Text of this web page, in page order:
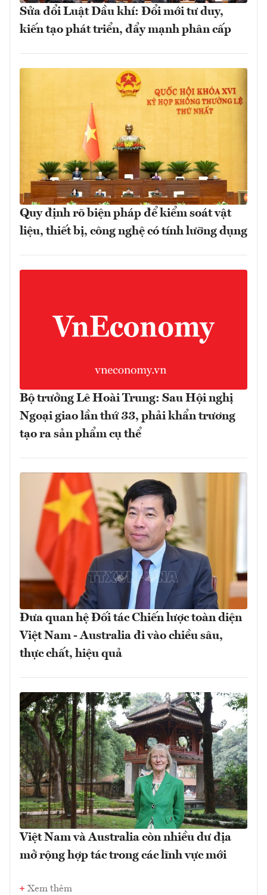
Sửa đổi Luật Dầu khí: Đổi mới tư duy,
kiến tạo phát triển, đẩy mạnh phân cấp
Quy định rõ biện pháp để kiểm soát vật
liệu, thiết bị, công nghệ có tính lưỡng dụng
Bộ trưởng Lê Hoài Trung: Sau Hội nghị
Ngoại giao lần thứ 33, phải khẩn trương
tạo ra sản phẩm cụ thể
Đưa quan hệ Đối tác Chiến lược toàn diện
Việt Nam - Australia đi vào chiều sâu,
thực chất, hiệu quả
Việt Nam và Australia còn nhiều dư địa
mở rộng hợp tác trong các lĩnh vực mới
Xem thêm